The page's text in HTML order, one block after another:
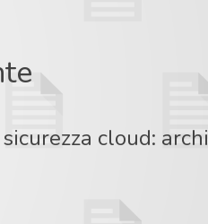
cloud: